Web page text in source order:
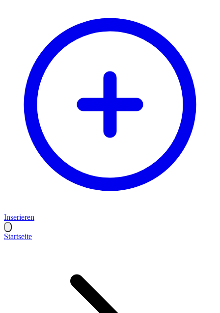
Inserieren
Startseite